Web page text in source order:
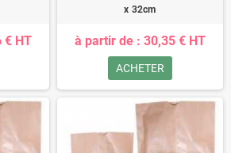
€ HT
x 32cm
à partir de : 30,35 € HT
ACHETER